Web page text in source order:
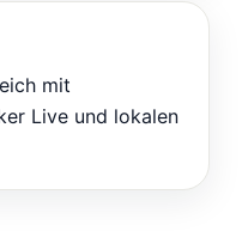
mit
Live und lokalen